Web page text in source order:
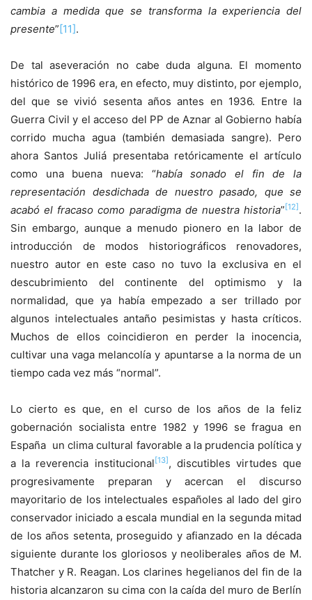
cambia a medida que se transforma la experiencia del
presente”[11].
De tal aseveración no cabe duda alguna. El momento
histórico de 1996 era, en efecto, muy distinto, por ejemplo,
del que se vivió sesenta años antes en 1936. Entre la
Guerra Civil y el acceso del PP de Aznar al Gobierno había
corrido mucha agua (también demasiada sangre). Pero
ahora Santos Juliá presentaba retóricamente el artículo
como una buena nueva: “había sonado el fin de la
representación desdichada de nuestro pasado, que se
acabó el fracaso como paradigma de nuestra historia” [12] .
Sin embargo, aunque a menudo pionero en la labor de
introducción de modos historiográficos renovadores,
nuestro autor en este caso no tuvo la exclusiva en el
descubrimiento del continente del optimismo y la
normalidad, que ya había empezado a ser trillado por
algunos intelectuales antaño pesimistas y hasta críticos.
Muchos de ellos coincidieron en perder la inocencia,
cultivar una vaga melancolía y apuntarse a la norma de un
tiempo cada vez más “normal”.
Lo cierto es que, en el curso de los años de la feliz
gobernación socialista entre 1982 y 1996 se fragua en
España un clima cultural favorable a la prudencia política y
a la reverencia institucional [13] , discutibles virtudes que
progresivamente preparan y acercan el discurso
mayoritario de los intelectuales españoles al lado del giro
conservador iniciado a escala mundial en la segunda mitad
de los años setenta, proseguido y afianzado en la década
siguiente durante los gloriosos y neoliberales años de M.
Thatcher y R. Reagan. Los clarines hegelianos del fin de la
historia alcanzaron su cima con la caída del muro de Berlín